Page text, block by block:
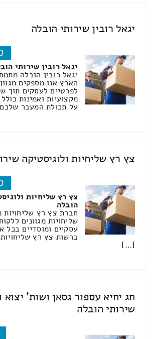
יגאל רובין שירותי הובלה
יגאל רובין שירותי
יגאל רובין הובלה
הארץ אנו מספקים
לפרטיים לעסקים תוך
מקצועיות ואמינות
על תכולת המעבר
צץ רץ שליחיות ולוגיסטיקה
צץ רץ שליחיות
הובלה
חברת צץ רץ שליחויות
שליחויות מגוונים
עסקיים ומוסדיים בכל
ברשות צץ רץ
[…]
חג יחיא עספור גסאן ושות' יצוא
שירותי הובלה